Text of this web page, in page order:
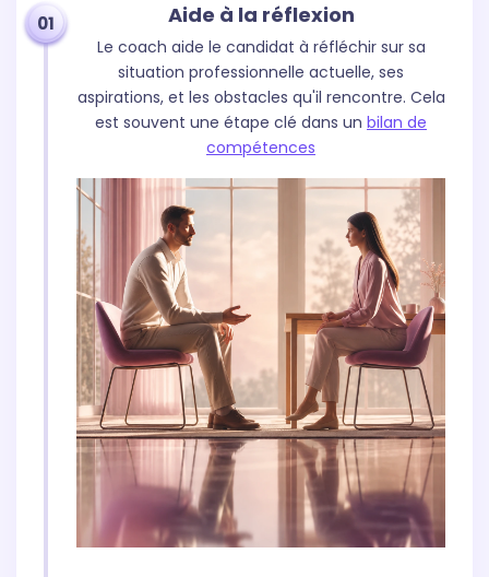
Aide à la réflexion
Le coach aide le candidat à réfléchir sur sa
situation professionnelle actuelle, ses
aspirations, et les obstacles qu'il rencontre. Cela
est souvent une étape clé dans un bilan de
compétences
01